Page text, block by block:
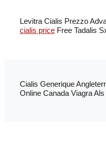
Levitra Cialis Prezzo
cialis priceFree Tadalis
Cialis Generique
Online Canada Viagra